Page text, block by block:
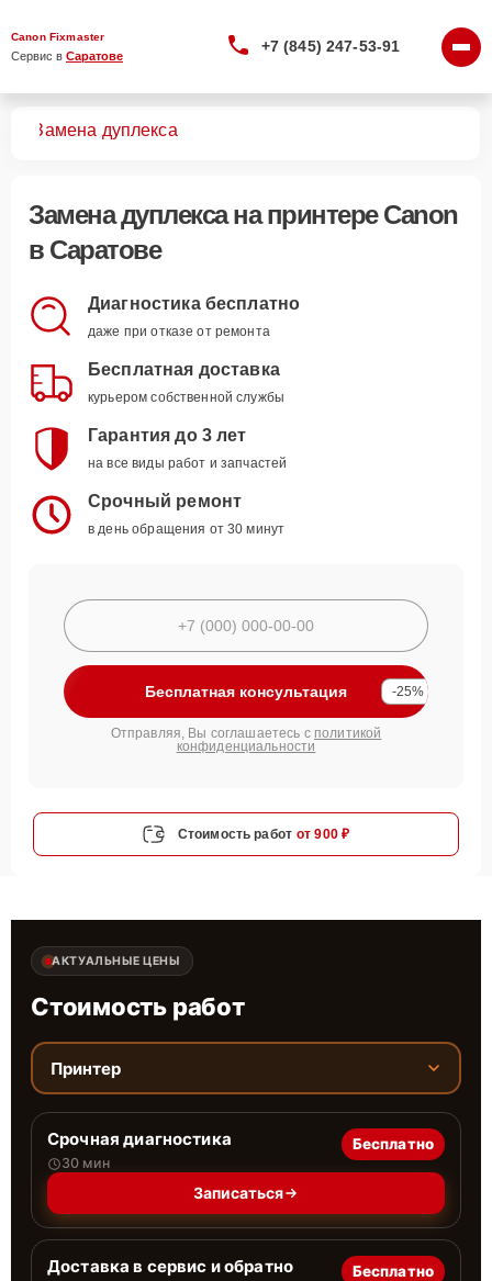
Canon Fixmaster
Сервис в Саратове
+7 (845) 247-53-91
Замена дуплекса
Замена дуплексана принтере Canon
в Саратове
Диагностика бесплатно
даже при отказе от ремонта
Бесплатная доставка
курьером собственной службы
Гарантия до 3 лет
на все виды работ и запчастей
Срочный ремонт
в день обращения от 30 минут
Бесплатная консультация -25%
Отправляя, Вы соглашаетесь с политикой
конфиденциальности
Стоимость работ от 900 ₽
АКТУАЛЬНЫЕ ЦЕНЫ
Стоимость работ
Принтер
Срочная диагностика
30 мин
Бесплатно
Записаться
Доставка в сервис и обратно Бесплатно